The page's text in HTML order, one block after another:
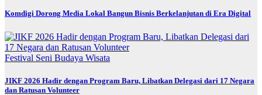
Komdigi Dorong Media Lokal Bangun Bisnis Berkelanjutan di Era Digital
Festival Seni Budaya Wisata
JIKF 2026 Hadir dengan Program Baru, Libatkan Delegasi dari 17 Negara
dan Ratusan Volunteer